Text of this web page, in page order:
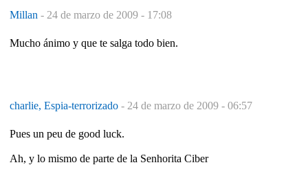
Millan - 24 de marzo de 2009 - 17:08
Mucho ánimo y que te salga todo bien.
charlie, Espia-terrorizado - 24 de marzo de 2009 - 06:57
Pues un peu de good luck.
Ah, y lo mismo de parte de la Senhorita Ciber